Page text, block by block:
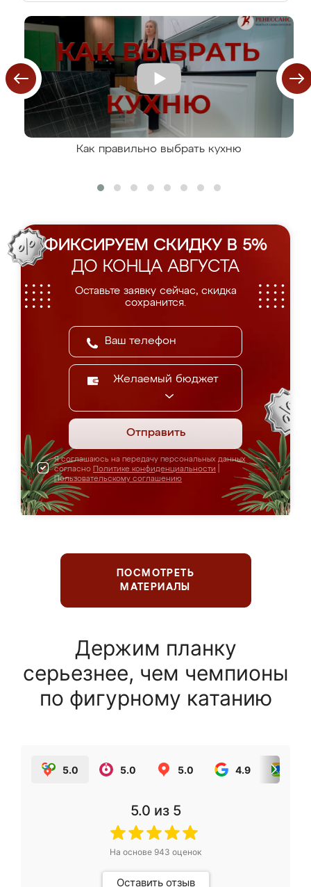
Как правильно выбрать кухню
ФИКСИРУЕМ СКИДКУ В 5%
ДО КОНЦА АВГУСТА
Оставьте заявку сейчас, скидка
сохранится.
Желаемый бюджет
Отправить
Я соглашаюсь на передачу персональных данных
согласно Политике конфиденциальности
Пользовательскому соглашению
ПОСМОТРЕТЬ
МАТЕРИАЛЫ
Держим планку
серьезнее, чем чемпионы
по фигурному катанию
5.0 5.0 5.0 4.9
5.0 из 5
На основе 943 оценок
Оставить отзыв